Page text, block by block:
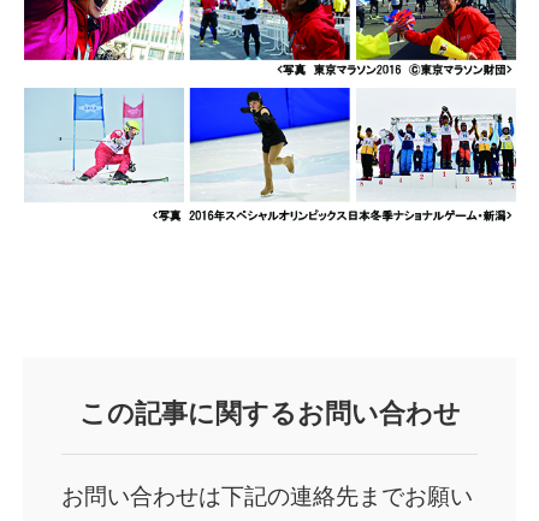
この記事に関するお問い合わせ
お問い合わせは下記の連絡先までお願い